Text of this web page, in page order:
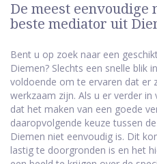
De meest eenvoudige
beste mediator uit
Bent u op zoek naar een
Diemen? Slechts een snelle blik
voldoende om te ervaren dat er
werkzaam zijn. Als u er verder
dat het maken van een goede
daaropvolgende keuze tussen
Diemen niet eenvoudig is. Dit
lastig te doorgronden is en het